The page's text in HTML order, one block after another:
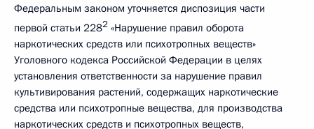
Федеральным законом уточняется диспозиция части
первой статьи 2282 «Нарушение правил оборота
наркотических средств или психотропных веществ»
Уголовного кодекса Российской Федерации в целях
установления ответственности за нарушение правил
культивирования растений, содержащих наркотические
средства или психотропные вещества, для производства
наркотических средств и психотропных веществ,